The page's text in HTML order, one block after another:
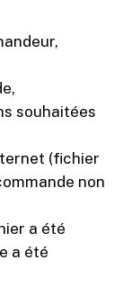
souhaitées
(fichier
non
a été
a été